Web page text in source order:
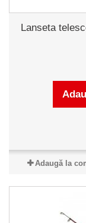
Lanseta
Adaugă la